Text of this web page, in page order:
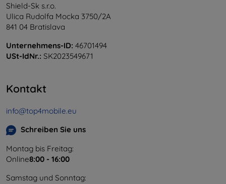
Shield-Sk s.r.o.
Ulica Rudolfa Mocka 3750/2A
841 04 Bratislava
Unternehmens-ID: 46701494
USt-IdNr.: SK2023549671
Kontakt
info@top4mobile.eu
Schreiben Sie uns
Montag bis Freitag:
Online8:00 - 16:00
Samstag und Sonntag: